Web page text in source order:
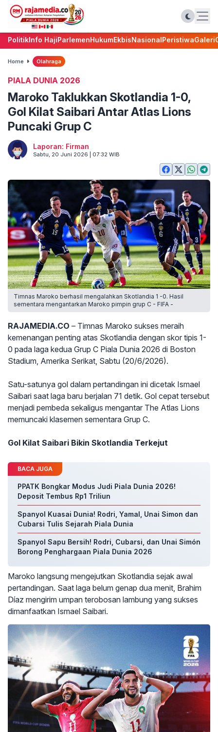
PolitikInfo HajiParlemenHukumEkbisNasionalPeristiwaGaleri
Home Olahraga
PIALA DUNIA 2026
Maroko Taklukkan Skotlandia 1-0,
Gol Kilat Saibari Antar Atlas Lions
Puncaki Grup C
Laporan: Firman
Sabtu, 20 Juni 2026 | 07:32 WIB
Timnas Maroko berhasil mengalahkan Skotlandia 1 -0. Hasil
sementara mengantarkan Maroko pimpin grup C - FIFA -
RAJAMEDIA.CO – Timnas Maroko sukses meraih
kemenangan penting atas Skotlandia dengan skor tipis 1-
0 pada laga kedua Grup C Piala Dunia 2026 di Boston
Stadium, Amerika Serikat, Sabtu (20/6/2026).
Satu-satunya gol dalam pertandingan ini dicetak Ismael
Saibari saat laga baru berjalan 71 detik. Gol cepat tersebut
menjadi pembeda sekaligus mengantar The Atlas Lions
memuncaki klasemen sementara Grup C.
Gol Kilat Saibari Bikin Skotlandia Terkejut
BACA JUGA
PPATK Bongkar Modus Judi Piala Dunia 2026!
Deposit Tembus Rp1 Triliun
Spanyol Kuasai Dunia! Rodri, Yamal, Unai Simon dan
Cubarsi Tulis Sejarah Piala Dunia
Spanyol Sapu Bersih! Rodri, Cubarsi, dan Unai Simón
Borong Penghargaan Piala Dunia 2026
Maroko langsung mengejutkan Skotlandia sejak awal
pertandingan. Saat laga belum genap dua menit, Brahim
Díaz mengirim umpan terobosan lambung yang sukses
dimanfaatkan Ismael Saibari.